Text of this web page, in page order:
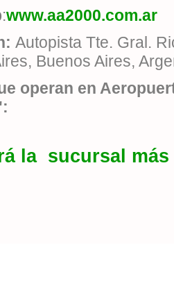
:www.aa2000.com.ar
Autopista Tte. Gral.
Buenos Aires,
operan en
:
la sucursal